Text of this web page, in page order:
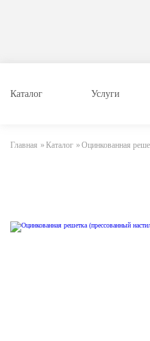
Каталог Услуги
Главная »Каталог »Оцинкованная